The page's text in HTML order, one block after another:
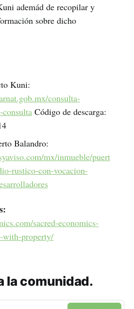
ademád de recopilar y
sobre dicho
Kuni:
consulta-
Código de descarga:
Balandro:
mx/inmueble/puert
rustico-con-vocacion-
sacred-economics-
with-property/
la comunidad.